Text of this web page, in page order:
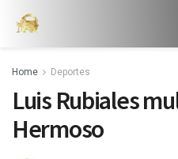
Home Deportes
Luis Rubiales
Hermoso